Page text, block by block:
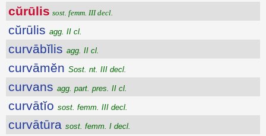
cŭrūlis sost. femm. III decl.
cŭrūlis agg. II cl.
curvābĭlis agg. II cl.
curvāmĕn Sost. nt. III decl.
curvans agg. part. pres. II cl.
curvātĭo sost. femm. III decl.
curvātūra sost. femm. I decl.